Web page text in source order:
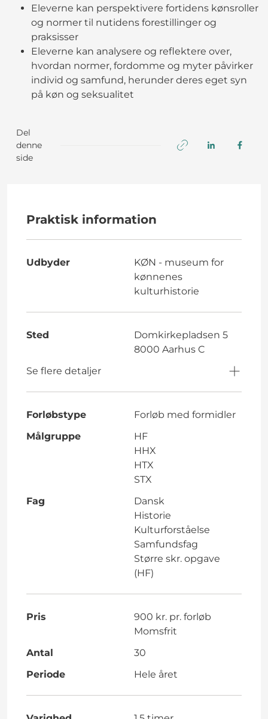
Eleverne kan perspektivere fortidens kønsroller
og normer til nutidens forestillinger og
praksisser
Eleverne kan analysere og reflektere over,
hvordan normer, fordomme og myter påvirker
individ og samfund, herunder deres eget syn
på køn og seksualitet
Del
denne
side
Praktisk information
Udbyder
KØN - museum for
kønnenes
kulturhistorie
Sted
Domkirkepladsen 5
8000 Aarhus C
Se flere detaljer
Forløbstype
Forløb med formidler
Målgruppe
HF
HHX
HTX
STX
Fag
Dansk
Historie
Kulturforståelse
Samfundsfag
Større skr. opgave
(HF)
Pris
900 kr. pr. forløb
Momsfrit
Antal
30
Periode
Hele året